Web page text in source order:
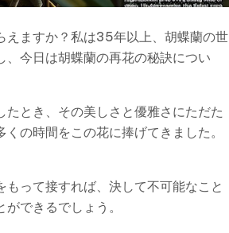
えますか？私は35年以上、胡蝶蘭の世
今日は胡蝶蘭の再花の秘訣につい
とき、その美しさと優雅さにただた
の時間をこの花に捧げてきました。
って接すれば、決して不可能なこと
できるでしょう。